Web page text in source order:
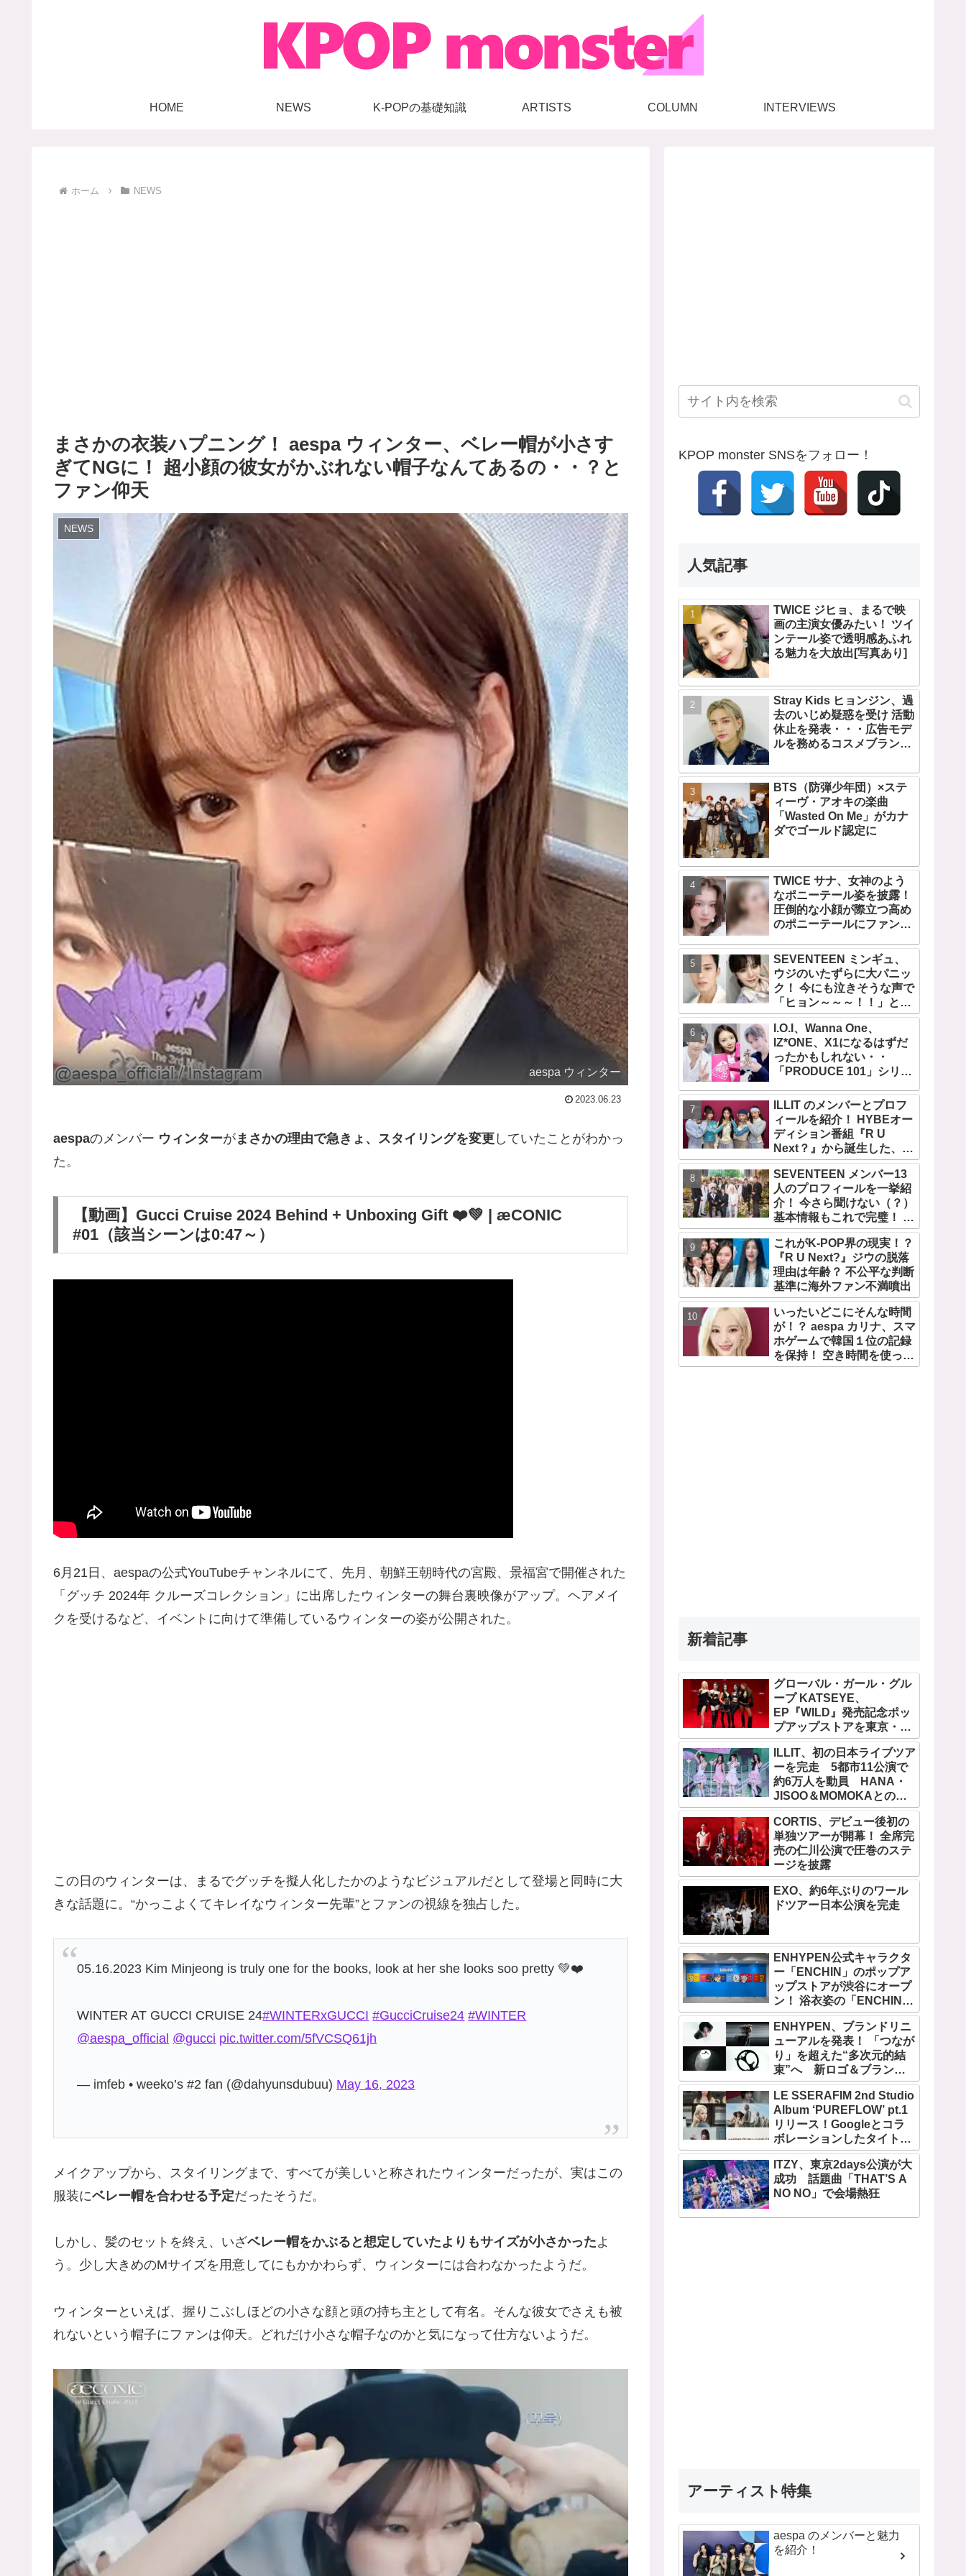
HOME NEWS K-POPの基礎知識 ARTISTS COLUMN INTERVIEWS
ホーム NEWS
まさかの衣装ハプニング！ aespa ウィンター、ベレー帽が小さす
ぎてNGに！ 超小顔の彼女がかぶれない帽子なんてあるの・・？と
ファン仰天
NEWS
aespa ウィンター
2023.06.23
aespaのメンバー ウィンターがまさかの理由で急きょ、スタイリングを変更 していたことがわかっ
た。
【動画】Gucci Cruise 2024 Behind + Unboxing Gift ❤️💚 | æCONIC
#01（該当シーンは0:47～）
6月21日、aespaの公式YouTubeチャンネルにて、先月、朝鮮王朝時代の宮殿、景福宮で開催された
「グッチ 2024年 クルーズコレクション」に出席したウィンターの舞台裏映像がアップ。ヘアメイ
クを受けるなど、イベントに向けて準備しているウィンターの姿が公開された。
この日のウィンターは、まるでグッチを擬人化したかのようなビジュアルだとして登場と同時に大
きな話題に。“かっこよくてキレイなウィンター先輩”とファンの視線を独占した。
05.16.2023 Kim Minjeong is truly one for the books, look at her she looks soo pretty 💚❤️
WINTER AT GUCCI CRUISE 24#WINTERxGUCCI #GucciCruise24 #WINTER
@aespa_official @gucci pic.twitter.com/5fVCSQ61jh
— imfeb • weeko’s #2 fan (@dahyunsdubuu) May 16, 2023
メイクアップから、スタイリングまで、すべてが美しいと称されたウィンターだったが、実はこの
服装にベレー帽を合わせる予定だったそうだ。
しかし、髪のセットを終え、いざベレー帽をかぶると想定していたよりもサイズが小さかったよ
う。少し大きめのMサイズを用意してにもかかわらず、ウィンターには合わなかったようだ。
ウィンターといえば、握りこぶしほどの小さな顔と頭の持ち主として有名。そんな彼女でさえも被
れないという帽子にファンは仰天。どれだけ小さな帽子なのかと気になって仕方ないようだ。
KPOP monster SNSをフォロー！
人気記事
TWICE ジヒョ、まるで映
画の主演女優みたい！ ツイ
ンテール姿で透明感あふれ
る魅力を大放出[写真あり]
Stray Kids ヒョンジン、過
去のいじめ疑惑を受け 活動
休止を発表・・・広告モデ
ルを務めるコスメブランド
BTS（防弾少年団）×ステ
ィーヴ・アオキの楽曲
「Wasted On Me」がカナ
ダでゴールド認定に
TWICE サナ、女神のよう
なポニーテール姿を披露！
圧倒的な小顔が際立つ高め
のポニーテールにファン歓
SEVENTEEN ミンギュ、
ウジのいたずらに大パニッ
ク！ 今にも泣きそうな声で
「ヒョン～～～！！」と呼
びかける… 恐怖のあまり子
供のように駆け出す姿がか
わいい
I.O.I、Wanna One、
IZ*ONE、X1になるはずだ
ったかもしれない・・
「PRODUCE 101」シリー
せられた練習生12人の氏名
が公表
ILLIT のメンバーとプロフ
ィールを紹介！ HYBEオー
ディション番組『R U
Next？』から誕生した、日
本人のイロハとモカを含む
5人組ガールズグループ！
デビュー曲「Magnetic」が
いきなりの大ヒット
SEVENTEEN メンバー13
人のプロフィールを一挙紹
介！ 今さら聞けない（？）
基本情報もこれで完璧！ 代
表曲から最新曲、爆笑コン
テンツ『GOING
SEVENTEEN』まで・・
VERY NICEな魅力が満載
これがK-POP界の現実！？
『R U Next?』ジウの脱落
理由は年齢？ 不公平な判断
基準に海外ファン不満噴出
いったいどこにそんな時間
が！？ aespa カリナ、スマ
ホゲームで韓国１位の記録
を保持！ 空き時間を使って
１万回ものミニゲームをク
新着記事
グローバル・ガール・グル
ープ KATSEYE、
EP『WILD』発売記念ポッ
プアップストアを東京・原
宿で開催 限定グッズも登
場ILLIT、初の日本ライブツア
ーを完走 5都市11公演で
約6万人を動員 HANA・
JISOO＆MOMOKAとのス
ペシャルコラボも実現
CORTIS、デビュー後初の
単独ツアーが開幕！ 全席完
売の仁川公演で圧巻のステ
ージを披露
EXO、約6年ぶりのワール
ドツアー日本公演を完走
ENHYPEN公式キャラクタ
ー「ENCHIN」のポップア
ップストアが渋谷にオープ
ン！ 浴衣姿の「ENCHIN」
が登場
ENHYPEN、ブランドリニ
ューアルを発表！ 「つなが
り」を超えた“多次元的結
束”へ 新ロゴ＆ブランド
フィルム公開
LE SSERAFIM 2nd Studio
Album ‘PUREFLOW’ pt.1
リリース！Googleとコラ
ボレーションしたタイトル
曲「BOOMPALA」MVも公
開
ITZY、東京2days公演が大
成功 話題曲「THAT’S A
NO NO」で会場熱狂
アーティスト特集
aespa のメンバーと魅力
を紹介！